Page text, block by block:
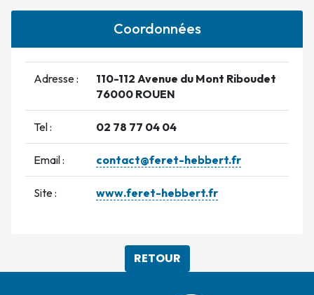
Coordonnées
Adresse :
110-112 Avenue du Mont Riboudet
76000 ROUEN
Tel : 02 78 77 04 04
Email : contact@feret-hebbert.fr
Site : www.feret-hebbert.fr
RETOUR